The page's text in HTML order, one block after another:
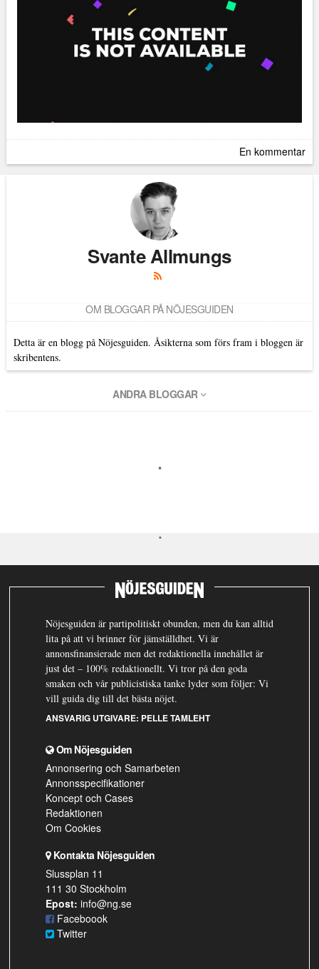
En kommentar
Svante Allmungs
OM BLOGGAR PÅ NÖJESGUIDEN
Detta är en blogg på Nöjesguiden. Åsikterna som förs fram i bloggen är
skribentens.
ANDRA BLOGGAR
Nöjesguiden är partipolitiskt obunden, men du kan alltid
lita på att vi brinner för jämställdhet. Vi är
annonsfinansierade men det redaktionella innehållet är
just det – 100% redaktionellt. Vi tror på den goda
smaken och vår publicistiska tanke lyder som följer: Vi
vill guida dig till det bästa nöjet.
ANSVARIG UTGIVARE: PELLE TAMLEHT
Om Nöjesguiden
Annonsering och Samarbeten
Annonsspecifikationer
Koncept och Cases
Redaktionen
Om Cookies
Kontakta Nöjesguiden
Slussplan 11
111 30 Stockholm
Epost: info@ng.se
Faceboook
Twitter